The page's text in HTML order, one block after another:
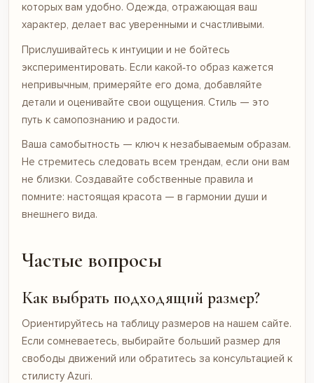
которых вам удобно. Одежда, отражающая ваш
характер, делает вас уверенными и счастливыми.
Прислушивайтесь к интуиции и не бойтесь
экспериментировать. Если какой‑то образ кажется
непривычным, примеряйте его дома, добавляйте
детали и оценивайте свои ощущения. Стиль — это
путь к самопознанию и радости.
Ваша самобытность — ключ к незабываемым образам.
Не стремитесь следовать всем трендам, если они вам
не близки. Создавайте собственные правила и
помните: настоящая красота — в гармонии души и
внешнего вида.
Частые вопросы
Как выбрать подходящий размер?
Ориентируйтесь на таблицу размеров на нашем сайте.
Если сомневаетесь, выбирайте больший размер для
свободы движений или обратитесь за консультацией к
стилисту Azuri.